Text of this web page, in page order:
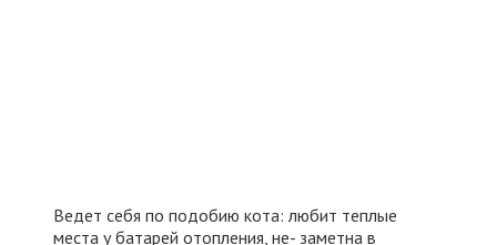
Ведет себя по подобию кота: любит теплые
места у батарей отопления, не- заметна в